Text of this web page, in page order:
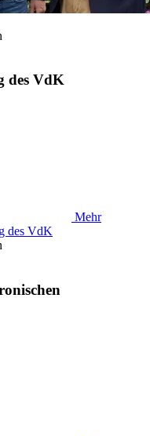
des VdK
Mehr
des VdK